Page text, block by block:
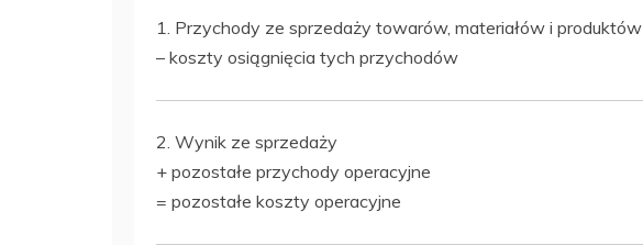
1. Przychody ze sprzedaży towarów, materiałów i produktów
– koszty osiągnięcia tych przychodów
2. Wynik ze sprzedaży
+ pozostałe przychody operacyjne
= pozostałe koszty operacyjne